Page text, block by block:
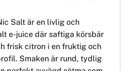
Salt är en livlig och
e-juice där saftiga körsbär
frisk citron i en fruktig och
Smaken är rund, tydlig